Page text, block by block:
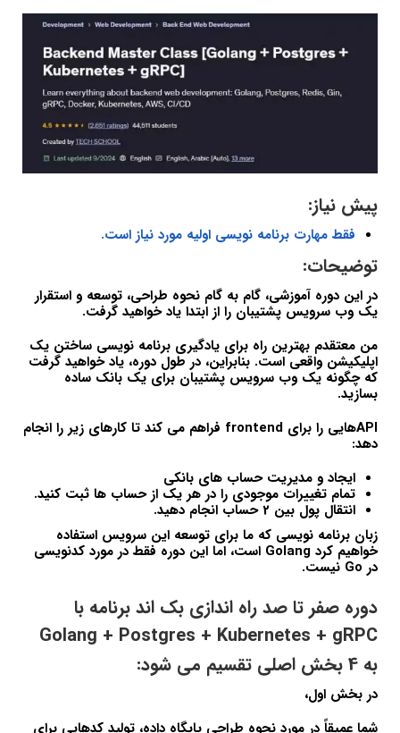
پیش نیاز:
فقط مهارت برنامه نویسی اولیه مورد نیاز است.
توضیحات:
در این دوره آموزشی، گام به گام نحوه طراحی، توسعه و استقرار
یک وب سرویس پشتیبان را از ابتدا یاد خواهید گرفت.
من معتقدم بهترین راه برای یادگیری برنامه نویسی ساختن یک
اپلیکیشن واقعی است. بنابراین، در طول دوره، یاد خواهید گرفت
که چگونه یک وب سرویس پشتیبان برای یک بانک ساده
بسازید.
APIهایی را برای frontend فراهم می کند تا کارهای زیر را انجام
دهد:
ایجاد و مدیریت حساب های بانکی
تمام تغییرات موجودی را در هر یک از حساب ها ثبت کنید.
انتقال پول بین 2 حساب انجام دهید.
زبان برنامه نویسی که ما برای توسعه این سرویس استفاده
خواهیم کرد Golang است، اما این دوره فقط در مورد کدنویسی
در Go نیست.
دوره صفر تا صد راه اندازی بک اند برنامه با
Golang + Postgres + Kubernetes + gRPC
به 4 بخش اصلی تقسیم می شود:
در بخش اول،